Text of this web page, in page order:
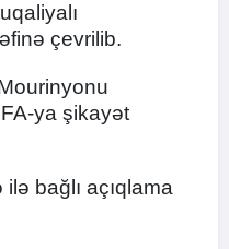
çevrilib.
Mourinyonu
ya şikayət
bağlı açıqlama